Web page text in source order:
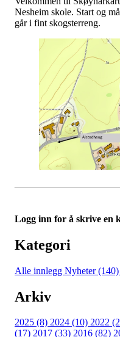
Nesheim skole. Start og
går i fint skogsterreng.
Logg inn for å skrive en
Kategori
Alle innlegg Nyheter (140)
Arkiv
2025 (8) 2024 (10) 2022
(17) 2017 (33) 2016 (82)